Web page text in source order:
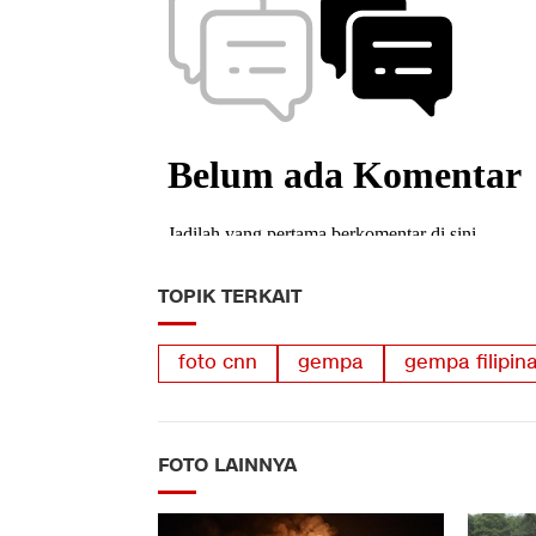
TOPIK TERKAIT
foto cnn gempa gempa
FOTO LAINNYA